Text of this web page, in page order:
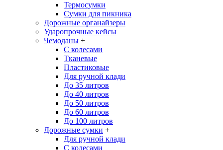
Термосумки
Сумки для пикника
Дорожные органайзеры
Ударопрочные кейсы
Чемоданы +
С колесами
Тканевые
Пластиковые
Для ручной клади
До 35 литров
До 40 литров
До 50 литров
До 60 литров
До 100 литров
Дорожные сумки +
Для ручной клади
С колесами